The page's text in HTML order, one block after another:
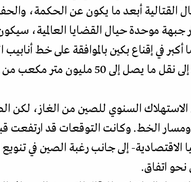
القتالية أبعد ما يكون عن الحكمة،
جبهة موحدة حيال القضايا العالمية،
النقاش منذ 20 عاما، ويهدف إلى نقل
12 في المئة من الاستهلاك السنوي للصين من
الخط. وكانت التوقعات قد ارتفعت قبل
إلى جانب رغبة الصين في
نحو اتفاق.